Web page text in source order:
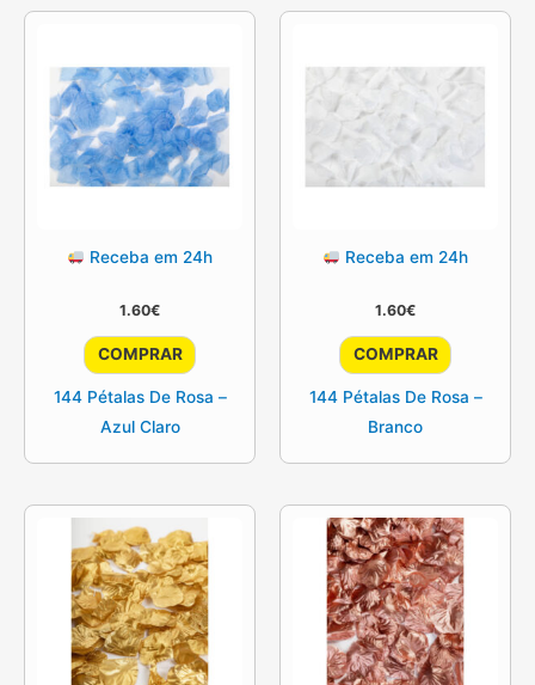
may
be
chosen
on
page
Receba em 24h
1.60€
COMPRAR
144 Pétalas De Rosa –
Azul Claro
Receba em 24h
1.60€
COMPRAR
144 Pétalas De Rosa –
Branco